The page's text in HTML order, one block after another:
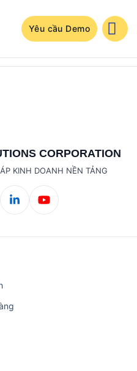
Yêu cầu Demo
CORPORATION
KINH DOANH NỀN TẢNG